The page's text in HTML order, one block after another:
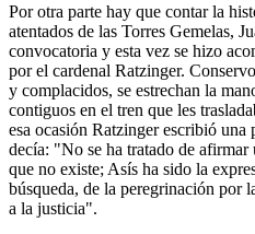
Por otra parte hay que contar la
atentados de las Torres Gemelas,
convocatoria y esta vez se hizo
por el cardenal Ratzinger.
y complacidos, se estrechan la
contiguos en el tren que les
esa ocasión Ratzinger escribió una
decía: "No se ha tratado de
que no existe; Asís ha sido la
búsqueda, de la peregrinación por
a la justicia".